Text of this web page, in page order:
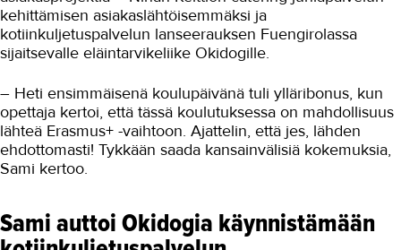
Palvelut uusiksi koronavuonna
Tuotekehityksestä potkua uralle
Koulutus antoi työkaluja arkeen
Työkaluja yrityksen kehittämiseen
Tuotekehittäjän
Rakentaminen
kehittämisen asiakaslähtöisemmäksi ja
kotiinkuljetuspalvelun lanseerauksen Fuengirolassa
sijaitsevalle eläintarvikeliike Okidogille.
– Heti ensimmäisenä koulupäivänä tuli ylläribonus, kun
opettaja kertoi, että tässä koulutuksessa on mahdollisuus
lähteä Erasmus+ -vaihtoon. Ajattelin, että jes, lähden
ehdottomasti! Tykkään saada kansainvälisiä kokemuksia,
Sami kertoo.
Sami auttoi Okidogia käynnistämään